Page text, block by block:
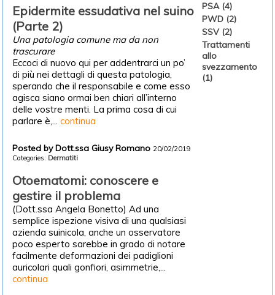
Epidermite essudativa nel suino
(Parte 2)
Una patologia comune ma da non
trascurare
Eccoci di nuovo qui per addentrarci un po’
di più nei dettagli di questa patologia,
sperando che il responsabile e come esso
agisca siano ormai ben chiari all’interno
delle vostre menti. La prima cosa di cui
parlare è,...continua
Posted by Dott.ssa Giusy Romano 20/02/2019
Categories: Dermatiti
Otoematomi: conoscere e
gestire il problema
(Dott.ssa Angela Bonetto) Ad una
semplice ispezione visiva di una qualsiasi
azienda suinicola, anche un osservatore
poco esperto sarebbe in grado di notare
facilmente deformazioni dei padiglioni
auricolari quali gonfiori, asimmetrie,...
continua
PSA (4)
PWD (2)
SSV (2)
Trattamenti
allo
svezzamento
(1)